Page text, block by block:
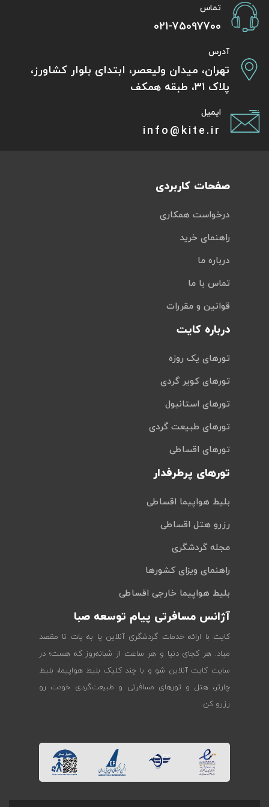
تماس
021-75097700
آدرس
تهران، میدان ولیعصر، ابتدای بلوار کشاورز،
پلاک 31، طبقه همکف
ایمیل
info@kite.ir
صفحات کاربردی
درخواست همکاری
راهنمای خرید
درباره ما
تماس با ما
قوانین و مقررات
درباره کایت
تورهای یک روزه
تورهای کویر گردی
تورهای استانبول
تورهای طبیعت گردی
تورهای اقساطی
تورهای پرطرفدار
بلیط هواپیما اقساطی
رزرو هتل اقساطی
مجله گردشگری
راهنمای ویزای کشورها
بلیط هواپیما خارجی اقساطی
آژانس مسافرتی پیام توسعه صبا
کایت با ارائه خدمات گردشگری آنلاین پا به پات تا مقصد
میاد. هر کجای دنیا و هر ساعت از شبانه‌روز که هست؛ در
سایت کایت آنلاین شو و با چند کلیک بلیط هواپیما، بلیط
چارتر، هتل و تورهای مسافرتی و طبیعت‌گردی خودت رو
رزرو کن.